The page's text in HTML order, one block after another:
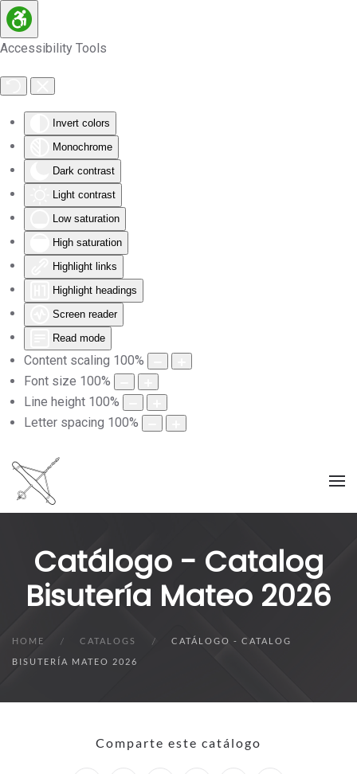
Accessibility Tools
Invert colors
Monochrome
Dark contrast
Light contrast
Low saturation
High saturation
Highlight links
Highlight headings
Screen reader
Read mode
Content scaling 100%
Font size 100%
Line height 100%
Letter spacing 100%
Skip to main content
Catálogo - Catalog
Bisutería Mateo 2026
HOME CATALOGS
CATÁLOGO - CATALOG
BISUTERÍA MATEO 2026
Comparte este catálogo